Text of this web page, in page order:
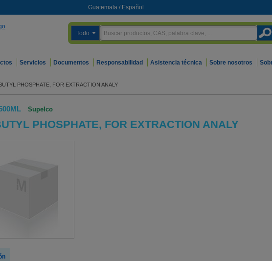
Guatemala / Español
Todo
Servicios Documentos Responsabilidad Asistencia técnica Sobre nosotros
PHOSPHATE, FOR EXTRACTION ANALY
Supelco
PHOSPHATE, FOR EXTRACTION ANALY